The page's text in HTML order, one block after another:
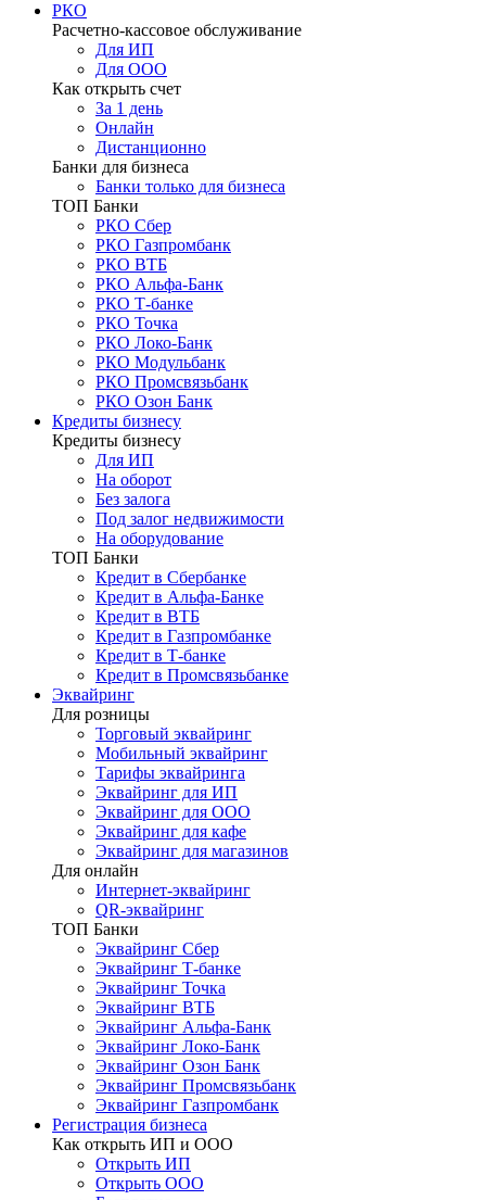
РКО
Расчетно-кассовое обслуживание
Для ИП
Для ООО
Как открыть счет
За 1 день
Онлайн
Дистанционно
Банки для бизнеса
Банки только для бизнеса
ТОП Банки
РКО Сбер
РКО Газпромбанк
РКО ВТБ
РКО Альфа-Банк
РКО Т-банке
РКО Точка
РКО Локо-Банк
РКО Модульбанк
РКО Промсвязьбанк
РКО Озон Банк
Кредиты бизнесу
Кредиты бизнесу
Для ИП
На оборот
Без залога
Под залог недвижимости
На оборудование
ТОП Банки
Кредит в Сбербанке
Кредит в Альфа-Банке
Кредит в ВТБ
Кредит в Газпромбанке
Кредит в Т-банке
Кредит в Промсвязьбанке
Эквайринг
Для розницы
Торговый эквайринг
Мобильный эквайринг
Тарифы эквайринга
Эквайринг для ИП
Эквайринг для ООО
Эквайринг для кафе
Эквайринг для магазинов
Для онлайн
Интернет-эквайринг
QR-эквайринг
ТОП Банки
Эквайринг Сбер
Эквайринг Т-банке
Эквайринг Точка
Эквайринг ВТБ
Эквайринг Альфа-Банк
Эквайринг Локо-Банк
Эквайринг Озон Банк
Эквайринг Промсвязьбанк
Эквайринг Газпромбанк
Регистрация бизнеса
Как открыть ИП и ООО
Открыть ИП
Открыть ООО